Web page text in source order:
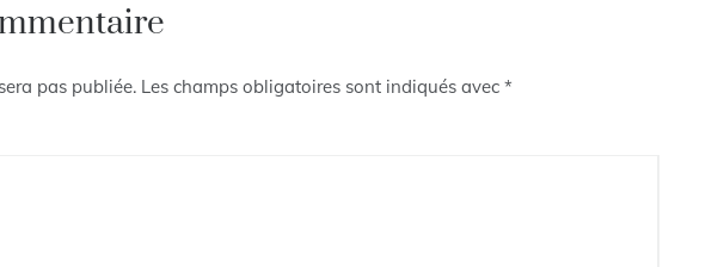
pas publiée. Les champs obligatoires sont indiqués avec *